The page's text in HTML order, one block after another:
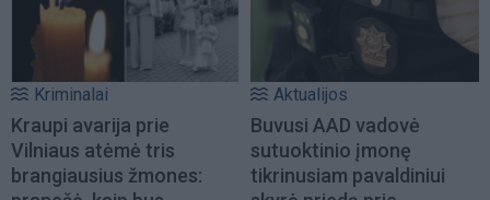
Kriminalai
Kraupi avarija prie
Vilniaus atėmė tris
brangiausius žmones:
Aktualijos
Buvusi AAD vadovė
sutuoktinio įmonę
tikrinusiam pavaldiniui